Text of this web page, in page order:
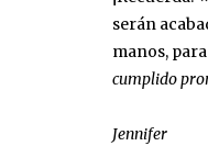
serán
manos,
cumplido
Jennifer